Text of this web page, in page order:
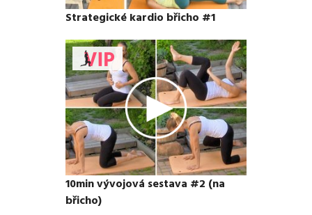
Strategické kardio břicho #1
10min vývojová sestava #2 (na
břicho)